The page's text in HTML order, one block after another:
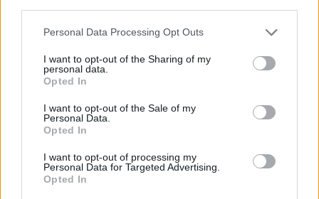
Personal Data Processing Opt Outs
I want to opt-out of the Sharing of my
personal data.
Opted In
I want to opt-out of the Sale of my
Personal Data.
Opted In
I want to opt-out of processing my
Personal Data for Targeted Advertising.
Opted In
eller tills bröden fått en gyllenbrun färg. Släng in två st.
isbitar i botten av ugnen när du sätter in bröden. ( is
använder man för att få en saftig bröd och brödet får en
härlig skorpa). Låt svalna på plåten.
Njut medan brödet är fortfarande varm och härlig.
INGREDIENSER
220 smör
220 smör